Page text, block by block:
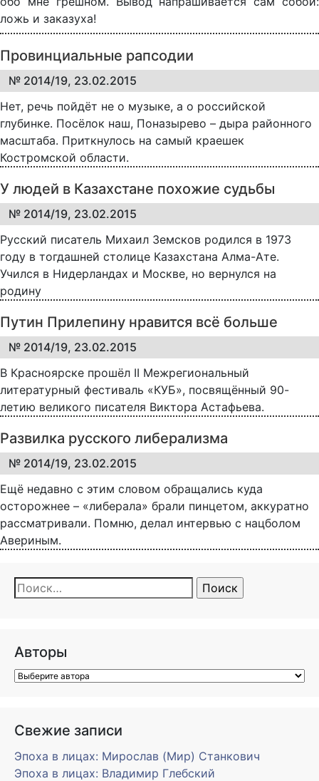
ложь и заказуха!
Провинциальные рапсодии
№ 2014/19, 23.02.2015
Нет, речь пойдёт не о музыке, а о российской
глубинке. Посёлок наш, Поназырево – дыра районного
масштаба. Приткнулось на самый краешек
Костромской области.
У людей в Казахстане похожие судьбы
№ 2014/19, 23.02.2015
Русский писатель Михаил Земсков родился в 1973
году в тогдашней столице Казахстана Алма-Ате.
Учился в Нидерландах и Москве, но вернулся на
родину
Путин Прилепину нравится всё больше
№ 2014/19, 23.02.2015
В Красноярске прошёл II Межрегиональный
литературный фестиваль «КУБ», посвящённый 90-
летию великого писателя Виктора Астафьева.
Развилка русского либерализма
№ 2014/19, 23.02.2015
Ещё недавно с этим словом обращались куда
осторожнее – «либерала» брали пинцетом, аккуратно
рассматривали. Помню, делал интервью с нацболом
Авериным.
Найти:
Авторы
Свежие записи
Эпоха в лицах: Мирослав (Мир) Станкович
Эпоха в лицах: Владимир Глебский